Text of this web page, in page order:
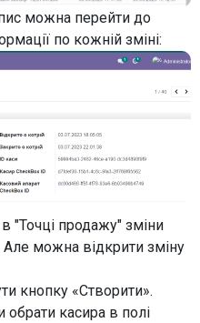
можна перейти до
по кожній зміні:
"Точці продажу" зміни
можна відкрити зміну
кнопку «Створити».
обрати касира в полі